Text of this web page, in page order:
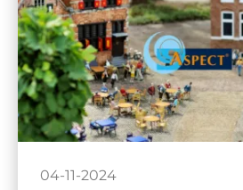
04-11-2024